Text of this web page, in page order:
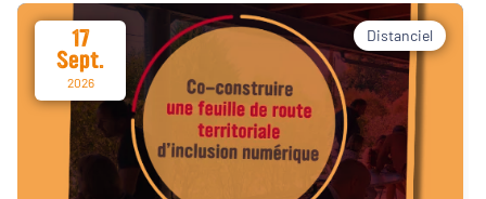
17
Sept.
2026
Distanciel